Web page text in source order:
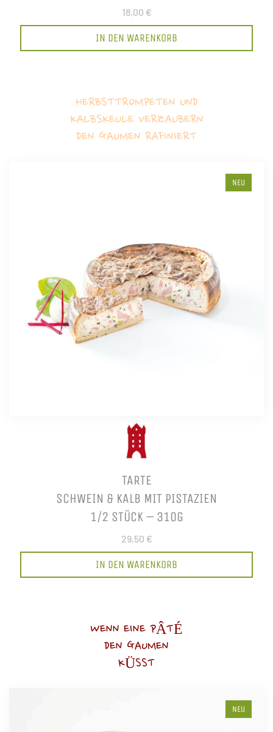
18,00 €
IN DEN WARENKORB
HERBSTTROMPETEN UND
KALBSKEULE VERZAUBERN
DEN GAUMEN RAFINIERT
NEU
TARTE
SCHWEIN & KALB MIT PISTAZIEN
1/2 STÜCK – 310G
29,50 €
IN DEN WARENKORB
WENN EINE PÂTÉ
DEN GAUMEN
KÜSST
NEU